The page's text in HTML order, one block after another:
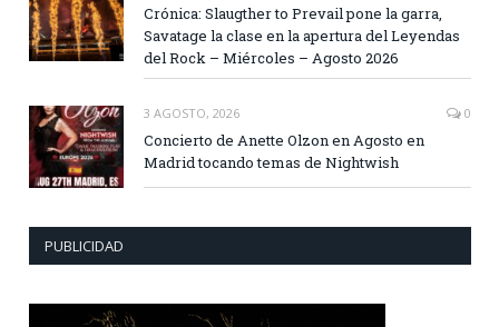
Crónica: Slaugther to Prevail pone la garra,
Savatage la clase en la apertura del Leyendas
del Rock – Miércoles – Agosto 2026
3 AGOSTO, 2026 0
Concierto de Anette Olzon en Agosto en
Madrid tocando temas de Nightwish
PUBLICIDAD